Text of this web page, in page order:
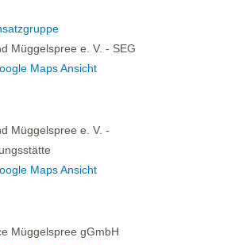
Müggelspree e. V. - SEG
Maps Ansicht
Müggelspree e. V. -
Maps Ansicht
Müggelspree gGmbH